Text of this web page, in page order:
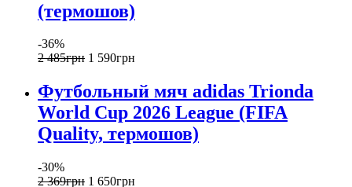
(термошов)
-36%
2 485грн 1 590грн
Футбольный мяч adidas Trionda
World Cup 2026 League (FIFA
Quality, термошов)
-30%
2 369грн 1 650грн